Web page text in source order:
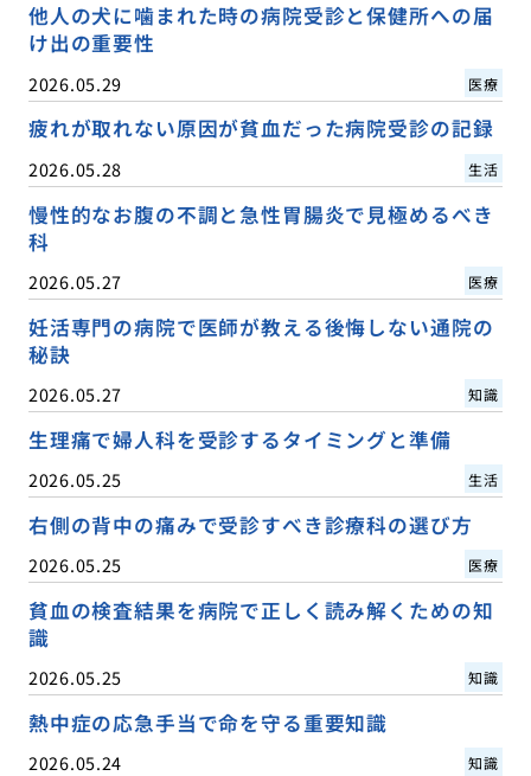
他人の犬に噛まれた時の病院受診と保健所への届
け出の重要性
2026.05.29 医療
疲れが取れない原因が貧血だった病院受診の記録
2026.05.28 生活
慢性的なお腹の不調と急性胃腸炎で見極めるべき
科
2026.05.27 医療
妊活専門の病院で医師が教える後悔しない通院の
秘訣
2026.05.27 知識
生理痛で婦人科を受診するタイミングと準備
2026.05.25 生活
右側の背中の痛みで受診すべき診療科の選び方
2026.05.25 医療
貧血の検査結果を病院で正しく読み解くための知
識
2026.05.25 知識
熱中症の応急手当で命を守る重要知識
2026.05.24 知識